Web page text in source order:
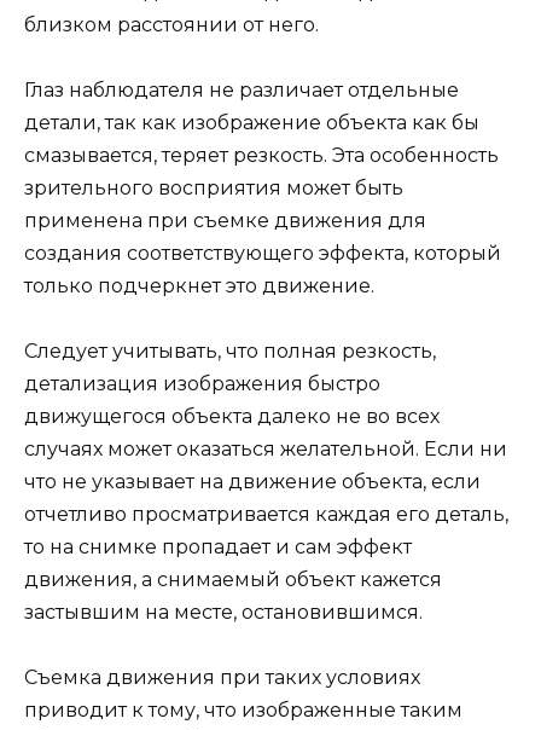
близком расстоянии от него.
Глаз наблюдателя не различает отдельные
детали, так как изображение объекта как бы
смазывается, теряет резкость. Эта особенность
зрительного восприятия может быть
применена при съемке движения для
создания соответствующего эффекта, который
только подчеркнет это движение.
Следует учитывать, что полная резкость,
детализация изображения быстро
движущегося объекта далеко не во всех
случаях может оказаться желательной. Если ни
что не указывает на движение объекта, если
отчетливо просматривается каждая его деталь,
то на снимке пропадает и сам эффект
движения, а снимаемый объект кажется
застывшим на месте, остановившимся.
Съемка движения при таких условиях
приводит к тому, что изображенные таким